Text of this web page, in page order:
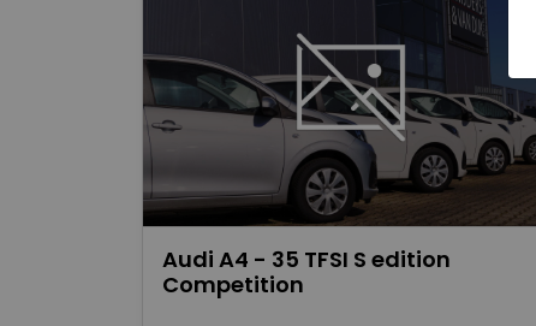
Audi A4 - 35 TFSI S edition
Competition